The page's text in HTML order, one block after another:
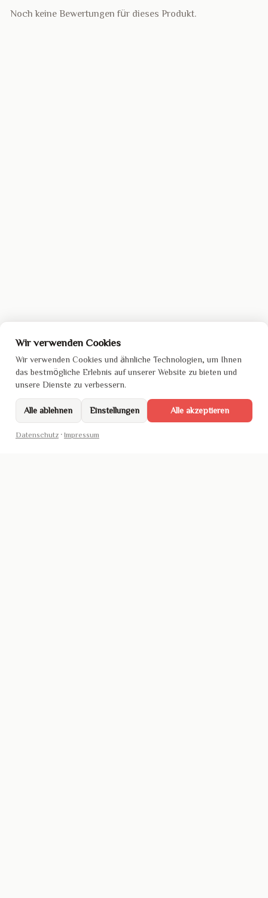
Noch keine Bewertungen für dieses Produkt.
Wir verwenden Cookies
Wir verwenden Cookies und ähnliche Technologien, um Ihnen
das bestmögliche Erlebnis auf unserer Website zu bieten und
unsere Dienste zu verbessern.
Alle ablehnen Einstellungen Alle akzeptieren
Datenschutz· Impressum